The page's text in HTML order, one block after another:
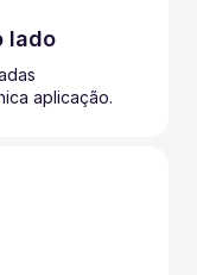
lado
aplicação.